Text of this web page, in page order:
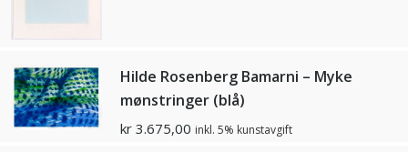
Hilde Rosenberg Bamarni – Myke
mønstringer (blå)
kr 3.675,00 inkl. 5% kunstavgift